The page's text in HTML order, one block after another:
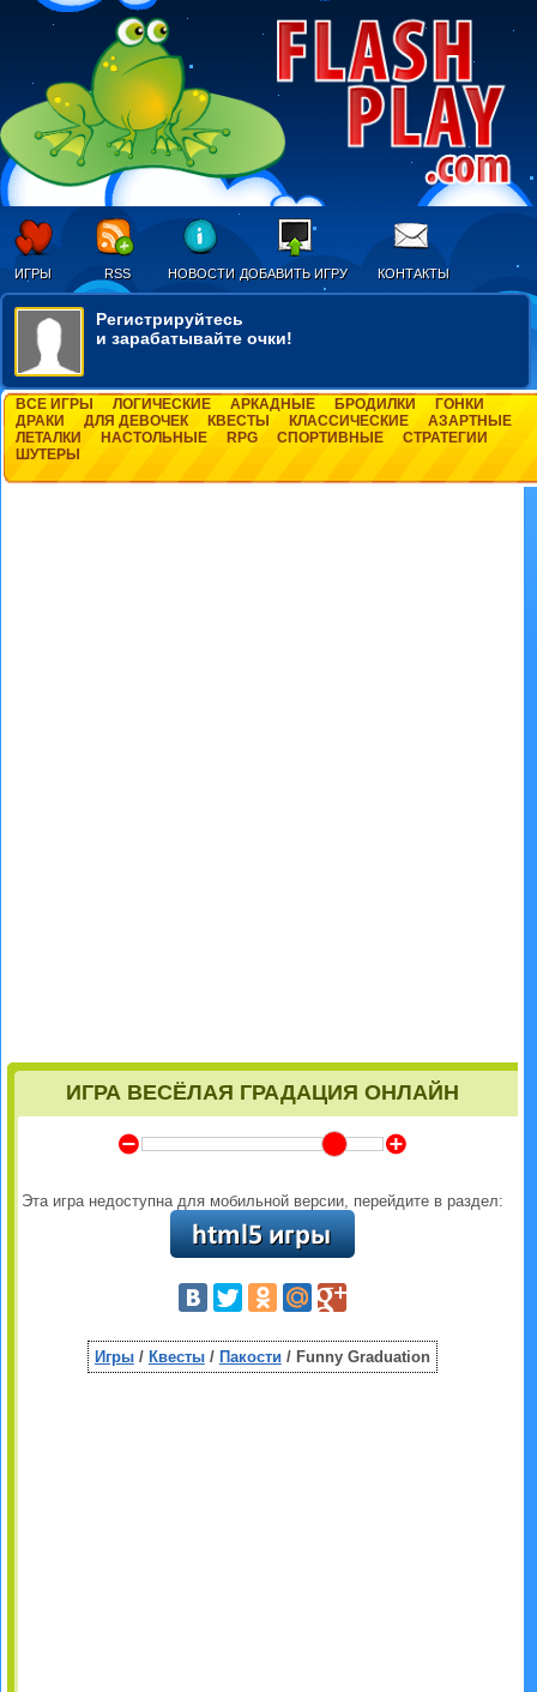
ИГРЫ RSS НОВОСТИ ДОБАВИТЬ ИГРУ КОНТАКТЫ
Регистрируйтесь
и зарабатывайте очки!
ВСЕ ИГРЫ ЛОГИЧЕСКИЕ АРКАДНЫЕ БРОДИЛКИ
ГОНКИ
ДРАКИ
ДЛЯ ДЕВОЧЕК КВЕСТЫ КЛАССИЧЕСКИЕ
АЗАРТНЫЕ
ЛЕТАЛКИ
НАСТОЛЬНЫЕ RPG СПОРТИВНЫЕ
СТРАТЕГИИ
ШУТЕРЫ
ИГРА ВЕСЁЛАЯ ГРАДАЦИЯ ОНЛАЙН
Y Z
Эта игра недоступна для мобильной версии, перейдите в раздел:
Игры/ Квесты/ Пакости / Funny Graduation